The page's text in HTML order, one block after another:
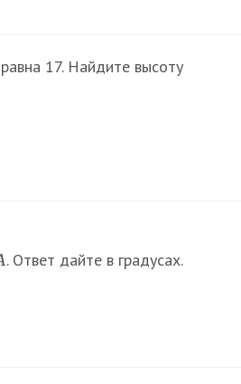
17. Найдите высоту
. Ответ дайте в градусах.